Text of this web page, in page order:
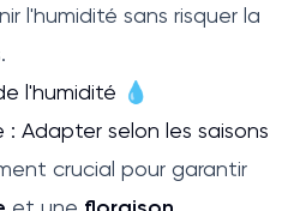
l'humidité sans risquer la
l'humidité 💧
Adapter selon les saisons
crucial pour garantir